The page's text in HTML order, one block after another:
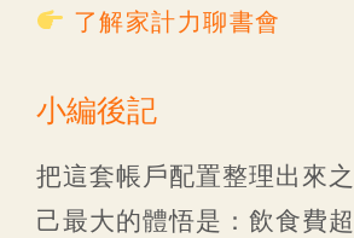
了解家計力聊書會
小編後記
把這套帳戶配置整理出來
己最大的體悟是：飲食費